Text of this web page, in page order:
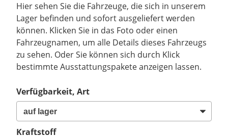
Hier sehen Sie die Fahrzeuge, die sich in unserem
Lager befinden und sofort ausgeliefert werden
können. Klicken Sie in das Foto oder einen
Fahrzeugnamen, um alle Details dieses Fahrzeugs
zu sehen. Oder Sie können sich durch Klick
bestimmte Ausstattungspakete anzeigen lassen.
Verfügbarkeit, Art
Kraftstoff